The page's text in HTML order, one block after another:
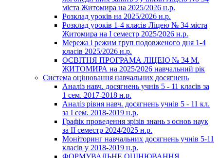
міста Житомира на 2025/2026 н.р.
Розклад уроків на 2025/2026 н.р.
Розклад уроків 1-4 класів Ліцею № 34 міста
Житомира на І семестр 2025/2026 н.р.
Мережа і режим груп подовженого дня 1-4
класів 2025/2026 н.р.
ОСВІТНЯ ПРОГРАМА ЛІЦЕЮ № 34 М.
ЖИТОМИРА на 2025/2026 навчальний рік
Система оцінювання навчальних досягнень
Аналіз навч. досягнень учнів 5 - 11 класів за
1 сем. 2017-2018 н.р.
Аналіз рівня навч. досягнень учнів 5 - 11 кл.
за І сем. 2018-2019 н.р.
Графік проведення зрізів знань з основ наук
за ІІ семестр 2024/2025 н.р.
Моніторинг навчальних досягнень учнів 5-11
класів у 2018-2019 н.р.
ФОРМУВАЛЬНЕ ОЦІНЮВАННЯ